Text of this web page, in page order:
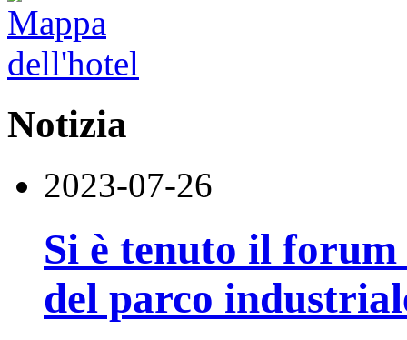
Notizia
2023-07-26
Si è tenuto il
del parco